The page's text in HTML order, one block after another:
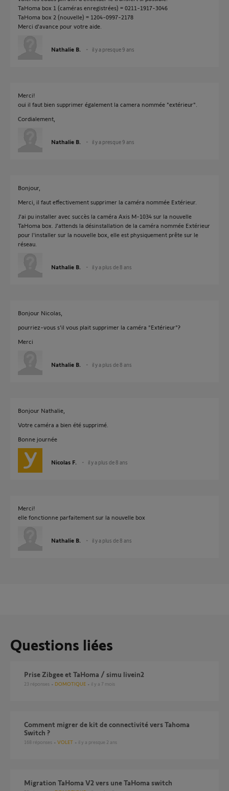
TaHoma box 1 (caméras enregistrées) = 0211-1917-3046
TaHoma box 2 (nouvelle) = 1204-0997-2178
Merci d'avance pour votre aide.
Nathalie B. il y a presque 9 ans
Merci!
oui il faut bien supprimer également la camera nommée "extérieur".
Cordialement,
Nathalie B. il y a presque 9 ans
Bonjour,
Merci, il faut effectivement supprimer la caméra nommée Extérieur.
J'ai pu installer avec succès la caméra Axis M-1034 sur la nouvelle
TaHoma box. J'attends la désinstallation de la caméra nommée Extérieur
pour l'installer sur la nouvelle box, elle est physiquement prête sur le
réseau.
Nathalie B. il y a plus de 8 ans
Bonjour Nicolas,
pourriez-vous s'il vous plait supprimer la caméra "Extérieur"?
Merci
Nathalie B. il y a plus de 8 ans
Bonjour Nathalie,
Votre caméra a bien été supprimé.
Bonne journée
Nicolas F. il y a plus de 8 ans
Merci!
elle fonctionne parfaitement sur la nouvelle box
Nathalie B. il y a plus de 8 ans
Questions liées
Prise Zibgee et TaHoma / simu livein2
23 réponses DOMOTIQUE il y a 7 mois
Comment migrer de kit de connectivité vers Tahoma
Switch ?
168 réponses VOLET il y a presque 2 ans
Migration TaHoma V2 vers une TaHoma switch